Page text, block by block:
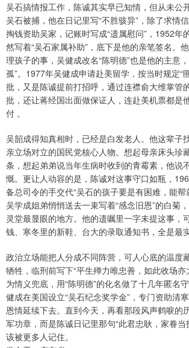
吴石搞情报工作，陈诚其实早已知情，但从未公
吴石被捕，他在日记里写“不胜骇异”，除了求情
掏钱资助吴家，记账时写成“遗属慰问”，1952年
然写着“吴石家属补助”，底下是他的亲笔签名。
理孩子的事，吴健成改名“陈明德”也是他的主意
孤”。1977年吴健成申请赴美留学，按当时规定“
批，又是陈诚提前打招呼，通过连襟俞大维掌管
批，还让蒋经国出面做保证人，连赴美机票都是
付 。
吴韶成得知真相时，已经是白发老人。他这辈子
亲立场对立的国民党核心人物。想起母亲床头珍
条，想起弟弟说当年生病时收到的青霉素，他说
慨。更让人动容的是，陈诚对这事守口如瓶，
备总司令的手交代“吴石的孩子要是有困难，能帮
吴学成姐弟悄悄送去一束写着“感念旧恩”的白菊
灵堂最显眼的地方。他的遗嘱里一字未提这事，
钱、寒冬里的新鞋、台大的录取通知书，全是最
政治立场能把人分成不同阵营，可人心底的温度
牺牲，临刑前写下“平生殚力唯忠善，如此收场亦
为情义兜底，用“陈明德”的化名做了十几年匿名
健成在美国设立“吴石纪念奖学金”，专门资助清
恩情延续下去。直到今天，再看那段风声鹤唳的
军功章，而是陈诚日记里那句“此君忠耿，家眷当
该被更多人记住。